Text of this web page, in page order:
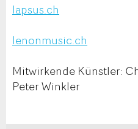
lapsus.ch
lenonmusic.ch
Mitwirkende Künstler:
Peter Winkler